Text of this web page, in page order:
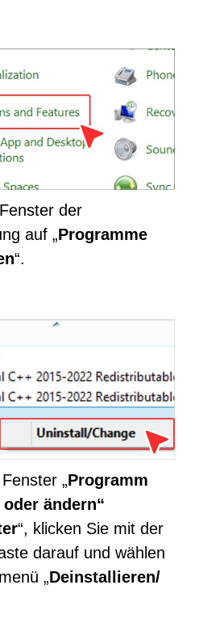
der
auf „Programme
“.
„Programm
ändern“
“, klicken Sie mit der
darauf und wählen
„Deinstallieren/